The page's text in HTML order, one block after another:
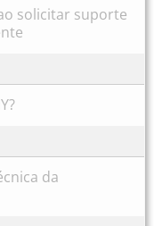
solicitar suporte
da